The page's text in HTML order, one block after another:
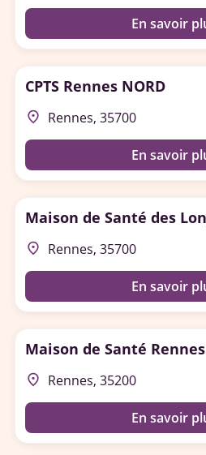
En savoir
CPTS Rennes NORD
place Rennes, 35700
En savoir
Maison de Santé des
place Rennes, 35700
En savoir
Maison de Santé Rennes
place Rennes, 35200
En savoir